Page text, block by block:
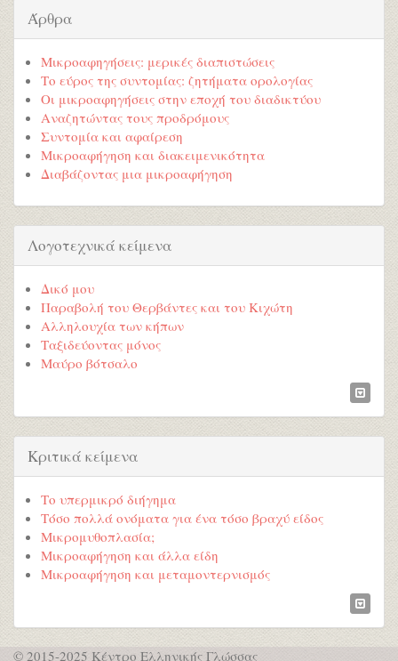
Άρθρα
Μικροαφηγήσεις: μερικές διαπιστώσεις
Το εύρος της συντομίας: ζητήματα ορολογίας
Οι μικροαφηγήσεις στην εποχή του διαδικτύου
Αναζητώντας τους προδρόμους
Συντομία και αφαίρεση
Μικροαφήγηση και διακειμενικότητα
Διαβάζοντας μια μικροαφήγηση
Λογοτεχνικά κείμενα
Δικό μου
Παραβολή του Θερβάντες και του Κιχώτη
Αλληλουχία των κήπων
Ταξιδεύοντας μόνος
Μαύρο βότσαλο
Κριτικά κείμενα
Το υπερμικρό διήγημα
Τόσο πολλά ονόματα για ένα τόσο βραχύ είδος
Μικρομυθοπλασία;
Μικροαφήγηση και άλλα είδη
Μικροαφήγηση και μεταμοντερνισμός
© 2015-2025 Κέντρο Ελληνικής Γλώσσας